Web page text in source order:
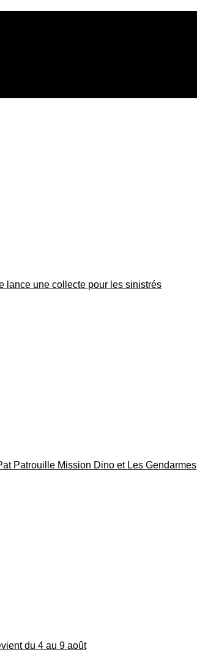
lance une collecte pour les sinistrés
Patrouille Mission Dino et Les Gendarmes
du 4 au 9 août